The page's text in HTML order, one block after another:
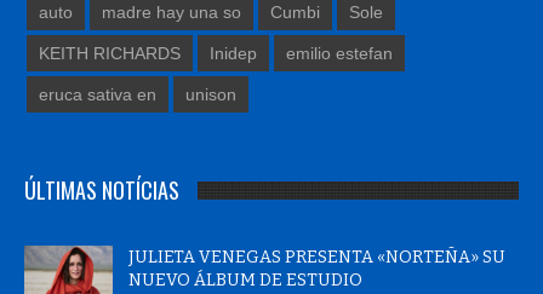
auto madre hay una so Cumbi Sole
KEITH RICHARDS Inidep emilio estefan
eruca sativa en unison
ÚLTIMAS NOTÍCIAS
JULIETA VENEGAS PRESENTA «NORTEÑA» SU
NUEVO ÁLBUM DE ESTUDIO